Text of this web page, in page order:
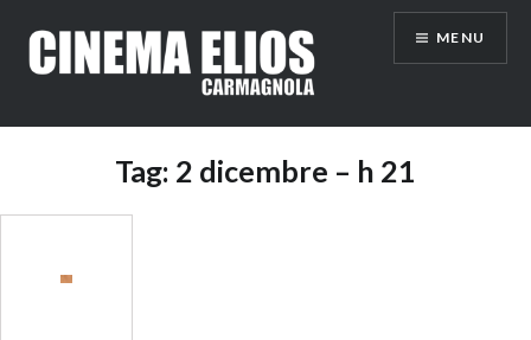
contenuto
MENU
Tag: 2 dicembre – h 21